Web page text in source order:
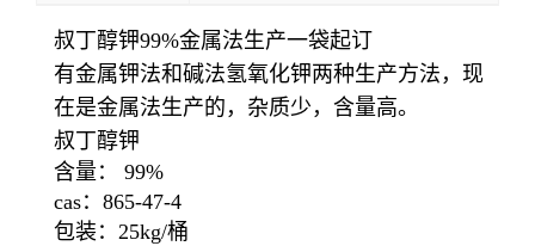
叔丁醇钾99%金属法生产一袋起订
有金属钾法和碱法氢氧化钾两种生产方法，现
在是金属法生产的，杂质少，含量高。
叔丁醇钾
含量： 99%
cas：865-47-4
包装：25kg/桶